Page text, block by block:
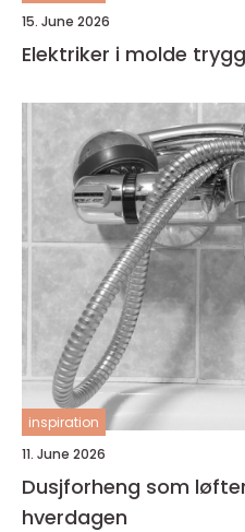
15. June 2026
inspiration
11. June 2026
Dusjforheng som
hverdagen